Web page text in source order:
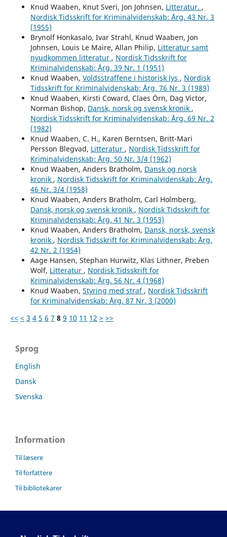
Knud Waaben, Knut Sveri, Jon Johnsen, Litteratur. ,
Nordisk Tidsskrift for Kriminalvidenskab: Årg. 43 Nr. 3
(1955)
Brynolf Honkasalo, Ivar Strahl, Knud Waaben, Jon
Johnsen, Louis Le Maire, Allan Philip, Litteratur samt
nyudkommen litteratur , Nordisk Tidsskrift for
Kriminalvidenskab: Årg. 39 Nr. 1 (1951)
Knud Waaben, Voldsstraffene i historisk lys , Nordisk
Tidsskrift for Kriminalvidenskab: Årg. 76 Nr. 3 (1989)
Knud Waaben, Kirsti Coward, Claes Örn, Dag Victor,
Norman Bishop, Dansk, norsk og svensk kronik ,
Nordisk Tidsskrift for Kriminalvidenskab: Årg. 69 Nr. 2
(1982)
Knud Waaben, C. H., Karen Berntsen, Britt-Mari
Persson Blegvad, Litteratur , Nordisk Tidsskrift for
Kriminalvidenskab: Årg. 50 Nr. 3/4 (1962)
Knud Waaben, Anders Bratholm, Dansk og norsk
kronik , Nordisk Tidsskrift for Kriminalvidenskab: Årg.
46 Nr. 3/4 (1958)
Knud Waaben, Anders Bratholm, Carl Holmberg,
Dansk, norsk og svensk kronik , Nordisk Tidsskrift for
Kriminalvidenskab: Årg. 41 Nr. 3 (1953)
Knud Waaben, Anders Bratholm, Dansk, norsk, svensk
kronik , Nordisk Tidsskrift for Kriminalvidenskab: Årg.
42 Nr. 2 (1954)
Aage Hansen, Stephan Hurwitz, Klas Lithner, Preben
Wolf, Litteratur , Nordisk Tidsskrift for
Kriminalvidenskab: Årg. 56 Nr. 4 (1968)
Knud Waaben, Styring med straf , Nordisk Tidsskrift
for Kriminalvidenskab: Årg. 87 Nr. 3 (2000)
<< < 3 4 5 6 7 8 9 10 11 12 > >>
Sprog
English
Dansk
Svenska
Information
Til læsere
Til forfattere
Til bibliotekarer